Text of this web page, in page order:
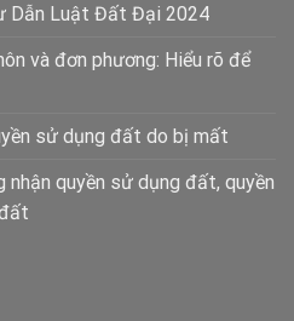
Dẫn Luật Đất Đại 2024
và đơn phương: Hiểu rõ để
sử dụng đất do bị mất
quyền sử dụng đất, quyền